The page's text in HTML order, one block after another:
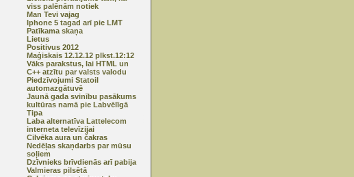
viss palēnām notiek
Man Tevi vajag
Iphone 5 tagad arī pie LMT
Patīkama skaņa
Lietus
Positivus 2012
Maģiskais 12.12.12 plkst.12:12
Vāks parakstus, lai HTML un
C++ atzītu par valsts valodu
Piedzīvojumi Statoil
automazgātuvē
Jaunā gada svinību pasākums
kultūras namā pie Labvēlīgā
Tipa
Laba alternatīva Lattelecom
interneta televīzijai
Cilvēka aura un čakras
Nedēļas skaņdarbs par mūsu
soļiem
Dzīvnieks brīvdienās arī pabija
Valmieras pilsētā